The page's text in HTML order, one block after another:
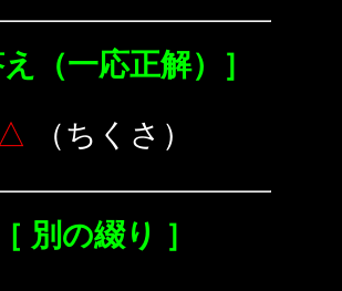
え（一応正解）］
△ （ちくさ）
［ 別の綴り ］